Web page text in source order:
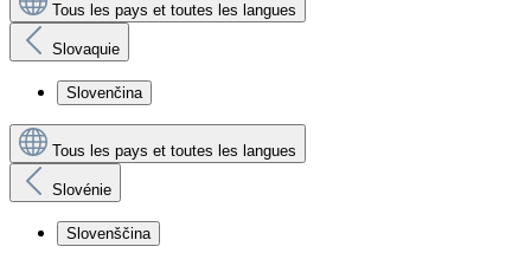
Tous les pays et toutes les langues
Slovaquie
Slovenčina
Tous les pays et toutes les langues
Slovénie
Slovenščina